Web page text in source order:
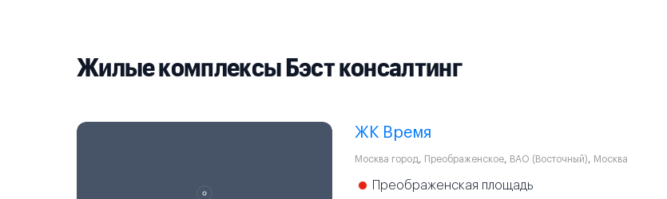
Жилые комплексы Бэст консалтинг
ЖК Время
Москва город, Преображенское, ВАО (Восточный), Москва
Преображенская площадь